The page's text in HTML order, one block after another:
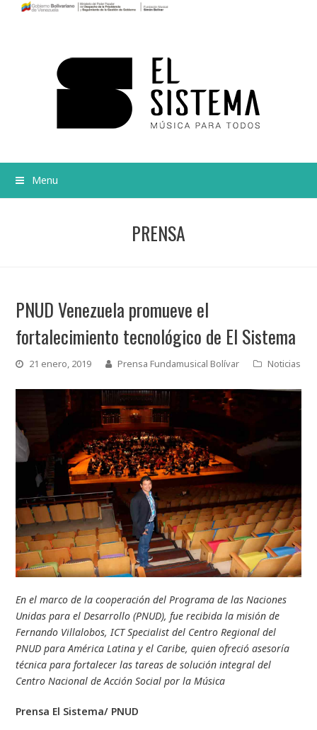
Menu
PRENSA
PNUD Venezuela promueve el
fortalecimiento tecnológico de El Sistema
21 enero, 2019 Prensa Fundamusical Bolívar Noticias
En el marco de la cooperación del Programa de las Naciones
Unidas para el Desarrollo (PNUD), fue recibida la misión de
Fernando Villalobos, ICT Specialist del Centro Regional del
PNUD para América Latina y el Caribe, quien ofreció asesoría
técnica para fortalecer las tareas de solución integral del
Centro Nacional de Acción Social por la Música
Prensa El Sistema/ PNUD